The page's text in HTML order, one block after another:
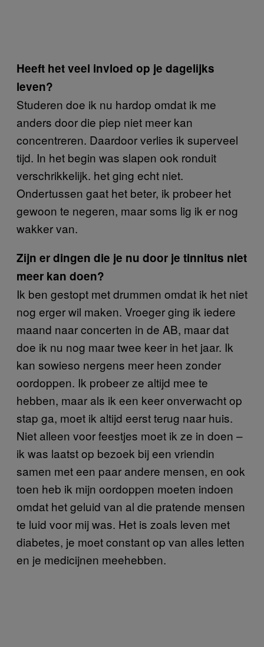
Heeft het veel invloed op je dagelijks
leven?
Studeren doe ik nu hardop omdat ik me
anders door die piep niet meer kan
concentreren. Daardoor verlies ik superveel
tijd. In het begin was slapen ook ronduit
verschrikkelijk. het ging echt niet.
Ondertussen gaat het beter, ik probeer het
gewoon te negeren, maar soms lig ik er nog
wakker van.
Zijn er dingen die je nu door je tinnitus niet
meer kan doen?
Ik ben gestopt met drummen omdat ik het niet
nog erger wil maken. Vroeger ging ik iedere
maand naar concerten in de AB, maar dat
doe ik nu nog maar twee keer in het jaar. Ik
kan sowieso nergens meer heen zonder
oordoppen. Ik probeer ze altijd mee te
hebben, maar als ik een keer onverwacht op
stap ga, moet ik altijd eerst terug naar huis.
Niet alleen voor feestjes moet ik ze in doen –
ik was laatst op bezoek bij een vriendin
samen met een paar andere mensen, en ook
toen heb ik mijn oordoppen moeten indoen
omdat het geluid van al die pratende mensen
te luid voor mij was. Het is zoals leven met
diabetes, je moet constant op van alles letten
en je medicijnen meehebben.